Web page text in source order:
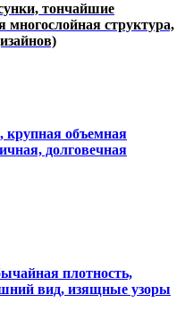
тончайшие
структура,
крупная объемная
долговечная
плотность,
вид, изящные узоры